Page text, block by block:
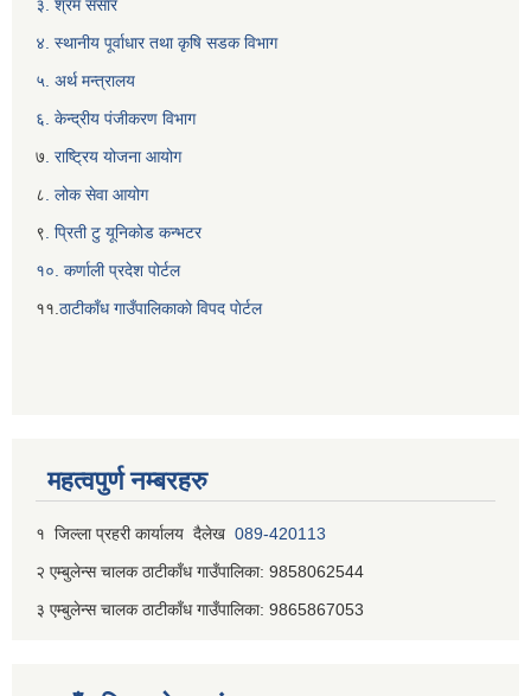
३. श्रम संसार
४. स्थानीय पूर्वाधार तथा कृषि सडक विभाग
५. अर्थ मन्त्रालय
६. केन्द्रीय पंजीकरण विभाग
७ . राष्ट्रिय योजना आयोग
८ . लोक सेवा आयोग
९ . प्रिती टु यूनिकोड कन्भटर
१०. कर्णाली प्रदेश पोर्टल
११. ठाटीकाँध गाउँपालिकाकाे विपद पाेर्टल
महत्वपुर्ण नम्बरहरु
१ जिल्‍ला प्रहरी कार्यालय दैलेख 089-420113
२ एम्बुलेन्स चालक ठाटीकाँध गाउँपालिका: 9858062544
३ एम्बुलेन्स चालक ठाटीकाँध गाउँपालिका: 9865867053